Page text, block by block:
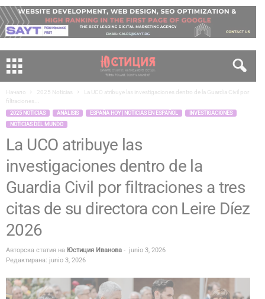
Начало 2025 Noticias
La UCO atribuye las investigaciones dentro de la Guardia Civil por
filtraciones...
2025 NOTICIAS ANÁLISIS ESPAÑA HOY | NOTICIAS EN ESPAÑOL
INVESTIGACIONES
NOTICIAS DEL MUNDO
La UCO atribuye las
investigaciones dentro de la
Guardia Civil por filtraciones a tres
citas de su directora con Leire Díez
2026
Авторска статия на Юстиция Иванова - junio 3, 2026
Редактирана: junio 3, 2026